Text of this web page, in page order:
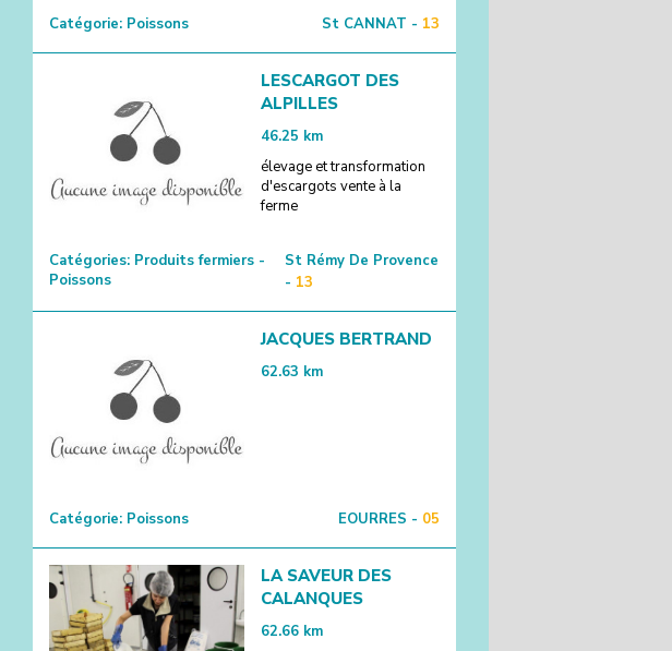
Catégorie: Poissons St CANNAT - 13
LESCARGOT DES
ALPILLES
46.25 km
élevage et transformation
d'escargots vente à la
ferme
Catégories: Produits fermiers -
Poissons
St Rémy De Provence
- 13
JACQUES BERTRAND
62.63 km
Catégorie: Poissons EOURRES - 05
LA SAVEUR DES
CALANQUES
62.66 km